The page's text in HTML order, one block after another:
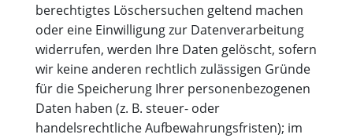
berechtigtes Löschersuchen geltend machen
oder eine Einwilligung zur Datenverarbeitung
widerrufen, werden Ihre Daten gelöscht, sofern
wir keine anderen rechtlich zulässigen Gründe
für die Speicherung Ihrer personenbezogenen
Daten haben (z. B. steuer- oder
handelsrechtliche Aufbewahrungsfristen); im